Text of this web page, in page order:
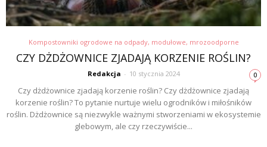
Kompostowniki ogrodowe na odpady, modułowe, mrozoodporne
CZY DŻDŻOWNICE ZJADAJĄ KORZENIE ROŚLIN?
Redakcja - 10 stycznia 2024 0
Czy dżdżownice zjadają korzenie roślin? Czy dżdżownice zjadają
korzenie roślin? To pytanie nurtuje wielu ogrodników i miłośników
roślin. Dżdżownice są niezwykle ważnymi stworzeniami w ekosystemie
glebowym, ale czy rzeczywiście...